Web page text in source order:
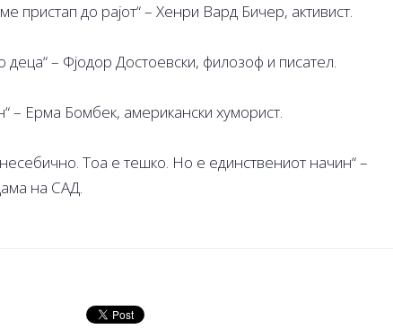
пристап до рајот“ – Хенри Вард Бичер, активист.
деца“ – Фјодор Достоевски, филозоф и писател.
– Ерма Бомбек, американски хуморист.
Тоа е тешко. Но е единствениот начин“ –
на САД.